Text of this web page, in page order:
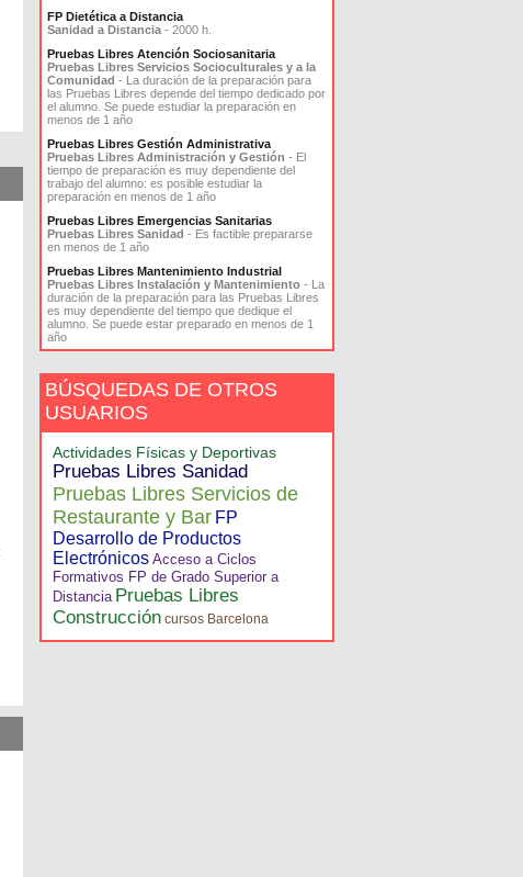
FP Dietética a Distancia
Sanidad a Distancia - 2000 h.
Pruebas Libres Atención Sociosanitaria
Pruebas Libres Servicios Socioculturales y a la
Comunidad - La duración de la preparación para
las Pruebas Libres depende del tiempo dedicado por
el alumno. Se puede estudiar la preparación en
menos de 1 año
Pruebas Libres Gestión Administrativa
Pruebas Libres Administración y Gestión - El
tiempo de preparación es muy dependiente del
trabajo del alumno: es posible estudiar la
preparación en menos de 1 año
Pruebas Libres Emergencias Sanitarias
Pruebas Libres Sanidad - Es factible prepararse
en menos de 1 año
Pruebas Libres Mantenimiento Industrial
Pruebas Libres Instalación y Mantenimiento - La
duración de la preparación para las Pruebas Libres
es muy dependiente del tiempo que dedique el
alumno. Se puede estar preparado en menos de 1
año
BÚSQUEDAS DE OTROS
USUARIOS
Actividades Físicas y Deportivas
Pruebas Libres Sanidad
Pruebas Libres Servicios de
Restaurante y Bar FP
Desarrollo de Productos
Electrónicos Acceso a Ciclos
Formativos FP de Grado Superior a
Distancia Pruebas Libres
Construcción cursos Barcelona